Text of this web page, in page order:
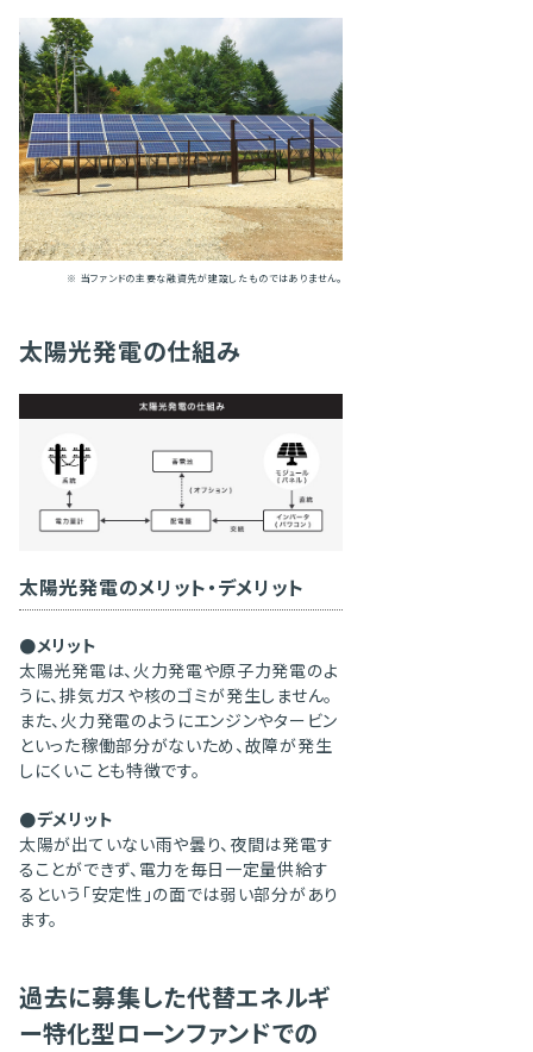
※ 当ファンドの主要な融資先が建設したものではありません。
太陽光発電の仕組み
太陽光発電のメリット・デメリット
●メリット
太陽光発電は、火力発電や原子力発電のよ
うに、排気ガスや核のゴミが発生しません。
また、火力発電のようにエンジンやタービン
といった稼働部分がないため、故障が発生
しにくいことも特徴です。
●デメリット
太陽が出ていない雨や曇り、夜間は発電す
ることができず、電力を毎日一定量供給す
るという「安定性」の面では弱い部分があり
ます。
過去に募集した代替エネルギ
ー特化型ローンファンドでの